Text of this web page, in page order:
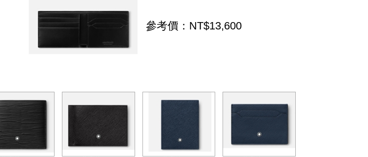
參考價：NT$13,600